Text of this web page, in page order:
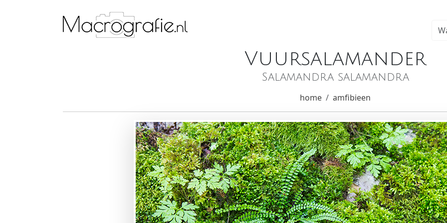
Vuursalamander
Salamandra salamandra
home amfibieen